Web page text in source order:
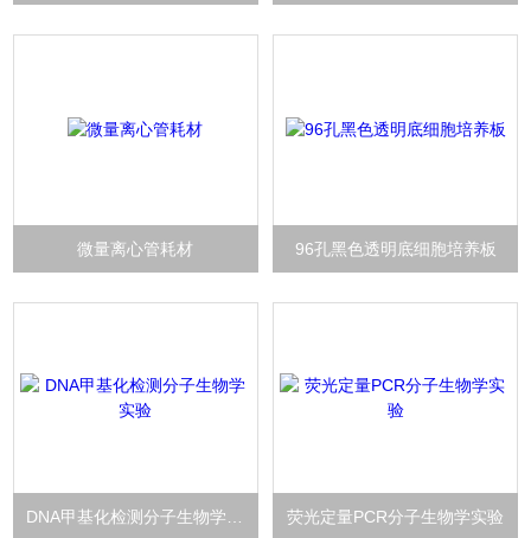
微量离心管耗材 96孔黑色透明底细胞培养板
荧光定量PCR分子生物学实验